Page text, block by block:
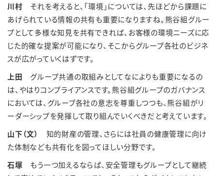
川村 それを考えると、「環境」については、先ほどから課題に
あげられている情報の共有も重要になりますね。熊谷組グルー
プとして多様な知見を共有できれば、お客様の環境ニーズに応
じた的確な提案が可能になり、そこからグループ各社のビジネ
スが広がっていくはずです。
上田 グループ共通の取組みとしてなによりも重要になるの
は、やはりコンプライアンスです。熊谷組グループのガバナンス
においては、グルーブ各社の意志を尊重しつつも、熊谷組がリ
ーダーシップを発揮して取り組んでいくべきだと考えています。
山下（文）
知的財産の管理、さらには社員の健康管理に向け
た体制なども共有化を図ってほしい分野です。
石塚 もう一つ加えるならば、安全管理もグループとして継続